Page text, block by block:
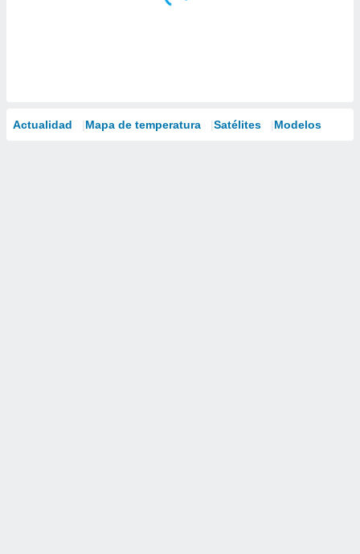
Actualidad Mapa de temperatura Satélites Modelos